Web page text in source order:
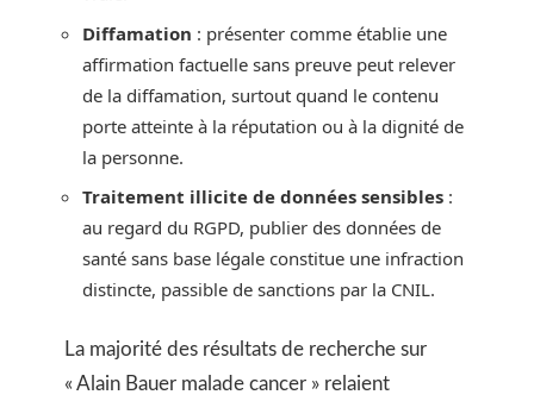
Diffamation : présenter comme établie une
affirmation factuelle sans preuve peut relever
de la diffamation, surtout quand le contenu
porte atteinte à la réputation ou à la dignité de
la personne.
Traitement illicite de données sensibles :
au regard du RGPD, publier des données de
santé sans base légale constitue une infraction
distincte, passible de sanctions par la CNIL.
La majorité des résultats de recherche sur
« Alain Bauer malade cancer » relaient